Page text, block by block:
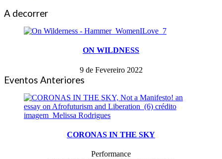
A decorrer
ON WILDNESS
9 de Fevereiro 2022
Eventos Anteriores
CORONAS IN THE SKY
Performance